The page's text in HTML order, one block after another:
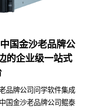
国金沙老品牌公
的企业级一站式
品牌公司问学软件集成
国金沙老品牌公司鲲泰